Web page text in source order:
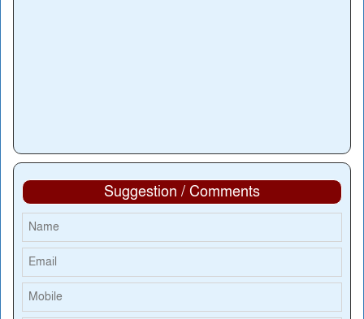
Suggestion / Comments